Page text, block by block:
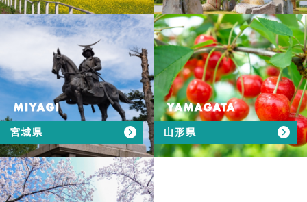
MIYAGI
宮城県
YAMAGATA
山形県